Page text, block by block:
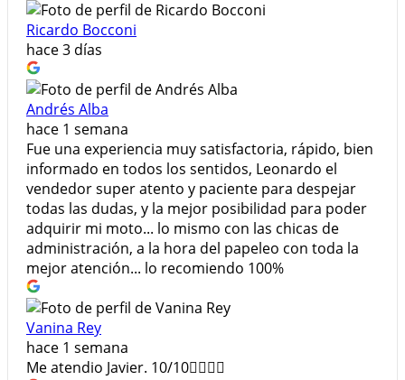
Ricardo Bocconi
hace 3 días
Andrés Alba
hace 1 semana
Fue una experiencia muy satisfactoria, rápido, bien
informado en todos los sentidos, Leonardo el
vendedor super atento y paciente para despejar
todas las dudas, y la mejor posibilidad para poder
adquirir mi moto... lo mismo con las chicas de
administración, a la hora del papeleo con toda la
mejor atención... lo recomiendo 100%
Vanina Rey
hace 1 semana
Me atendio Javier. 10/10👍🏻👍🏻